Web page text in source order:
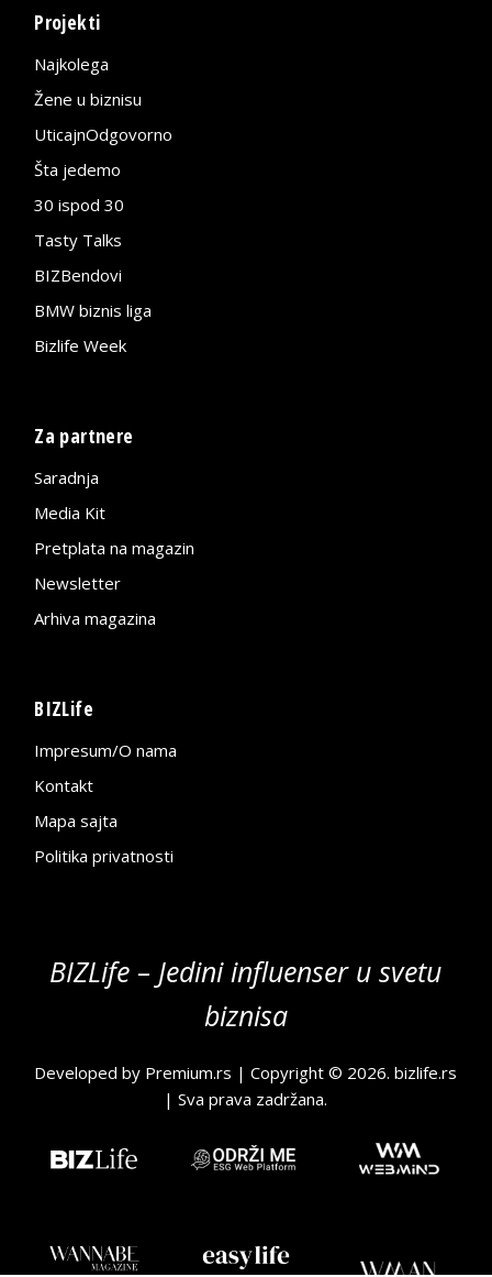
Projekti
Najkolega
Žene u biznisu
UticajnOdgovorno
Šta jedemo
30 ispod 30
Tasty Talks
BIZBendovi
BMW biznis liga
Bizlife Week
Za partnere
Saradnja
Media Kit
Pretplata na magazin
Newsletter
Arhiva magazina
BIZLife
Impresum/O nama
Kontakt
Mapa sajta
Politika privatnosti
BIZLife – Jedini influenser u svetu
biznisa
Developed by Premium.rs | Copyright © 2026.bizlife.rs
| Sva prava zadržana.